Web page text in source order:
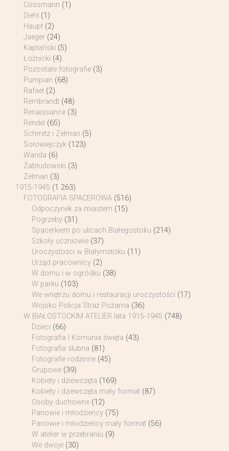
Cossmann (1)
Diehl (1)
Haupt (2)
Jaeger (24)
Kapłański (5)
Łoźnicki (4)
Pozostałe fotografie (3)
Pumpian (68)
Rafael (2)
Rembrandt (48)
Renaissance (3)
Rendel (65)
Schmitz i Zelman (5)
Sołowiejczyk (123)
Wanda (6)
Zabłudowski (3)
Zelman (3)
1915-1945 (1 263)
FOTOGRAFIA SPACEROWA (516)
Odpoczynek za miastem (15)
Pogrzeby (31)
Spacerkiem po ulicach Białegostoku (214)
Szkoły uczniowie (37)
Uroczystości w Białymstoku (11)
Urząd pracownicy (2)
W domu i w ogródku (38)
W parku (103)
We wnętrzu domu i restauracji uroczystości (17)
Wojsko Policja Straż Pożarna (36)
W BIAŁOSTOCKIM ATELIER lata 1915-1945 (748)
Dzieci (66)
Fotografia I Komunia święta (43)
Fotografia ślubna (81)
Fotografie rodzinne (45)
Grupowe (39)
Kobiety i dziewczęta (169)
Kobiety i dziewczęta mały format (87)
Osoby duchowne (12)
Panowie i młodzieńcy (75)
Panowie i młodzieńcy mały format (56)
W atelier w przebraniu (9)
We dwoje (30)